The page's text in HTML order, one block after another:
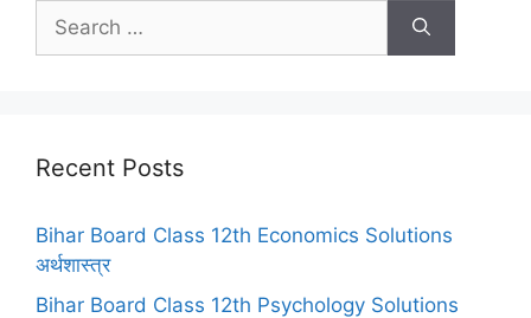
Search
for:
Recent Posts
Bihar Board Class 12th Economics Solutions
अर्थशास्त्र
Bihar Board Class 12th Psychology Solutions